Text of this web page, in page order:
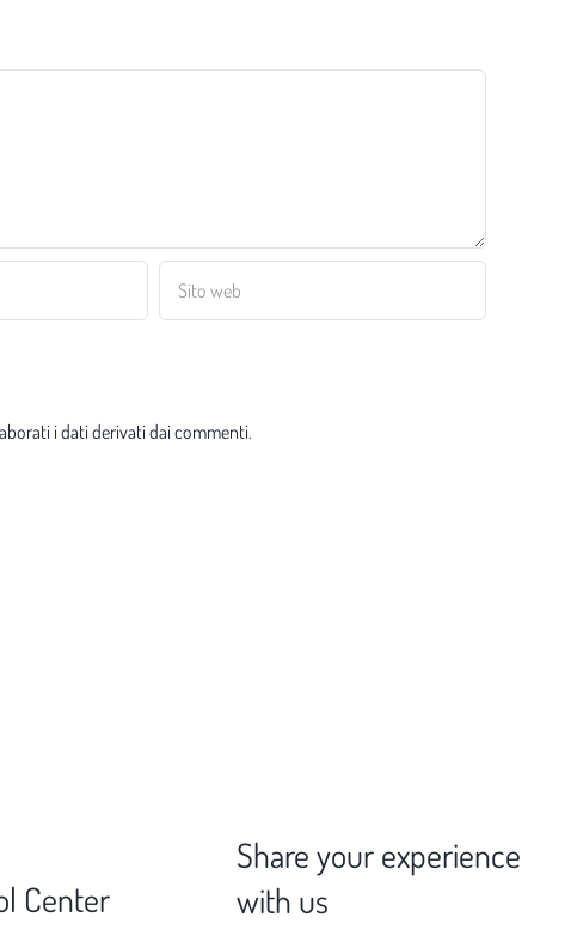
i dati derivati dai commenti.
Center
Share your experience
with us